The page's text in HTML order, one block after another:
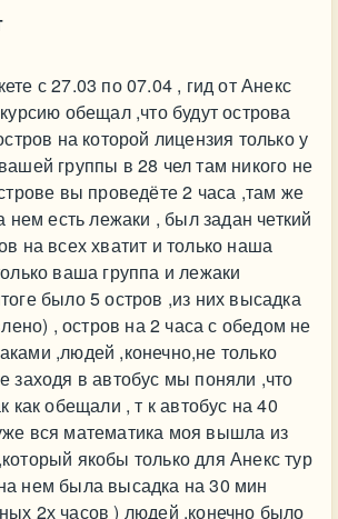
с 27.03 по 07.04 , гид от Анекс
обещал ,что будут острова
на которой лицензия только у
группы в 28 чел там никого не
вы проведёте 2 часа ,там же
нем есть лежаки , был задан четкий
на всех хватит и только наша
ваша группа и лежаки
было 5 остров ,из них высадка
, остров на 2 часа с обедом не
,людей ,конечно,не только
заходя в автобус мы поняли ,что
как обещали , т к автобус на 40
вся математика моя вышла из
якобы только для Анекс тур
нем была высадка на 30 мин
2х часов ) людей ,конечно было